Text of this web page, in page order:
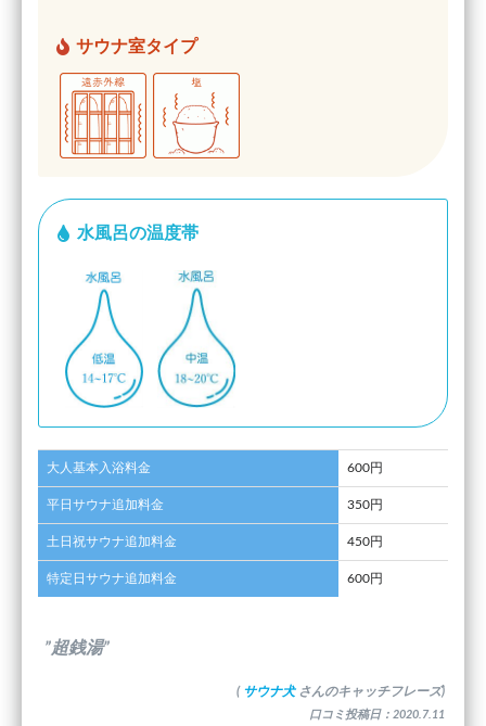
サウナ室タイプ
水風呂の温度帯
大人基本入浴料金 600円
平日サウナ追加料金 350円
土日祝サウナ追加料金 450円
特定日サウナ追加料金 600円
”超銭湯”
( サウナ犬 さんのキャッチフレーズ)
口コミ投稿日：2020.7.11